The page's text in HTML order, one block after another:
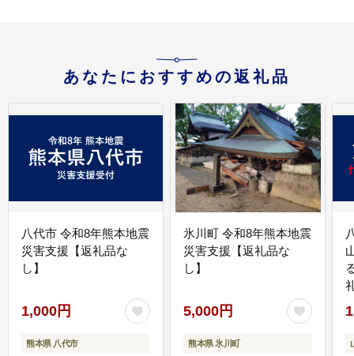
あなたにおすすめの返礼品
八代市 令和8年熊本地震
災害支援【返礼品な
し】
1,000円
熊本県 八代市
氷川町 令和8年熊本地震
災害支援【返礼品な
し】
5,000円
熊本県 氷川町